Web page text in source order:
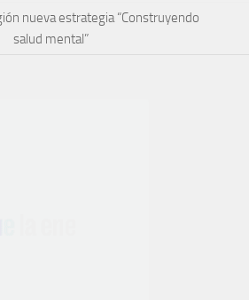
nueva estrategia “Construyendo
salud mental”